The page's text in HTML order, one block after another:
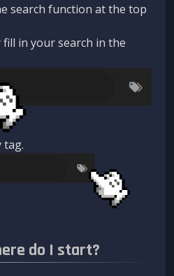
search function at the top
in your search in the
tag.
do I start?